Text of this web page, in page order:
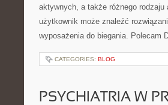
aktywnych, a także różnego
użytkownik może znaleźć
wyposażenia do biegania.
CATEGORIES: BLOG
PSYCHIATRIA W